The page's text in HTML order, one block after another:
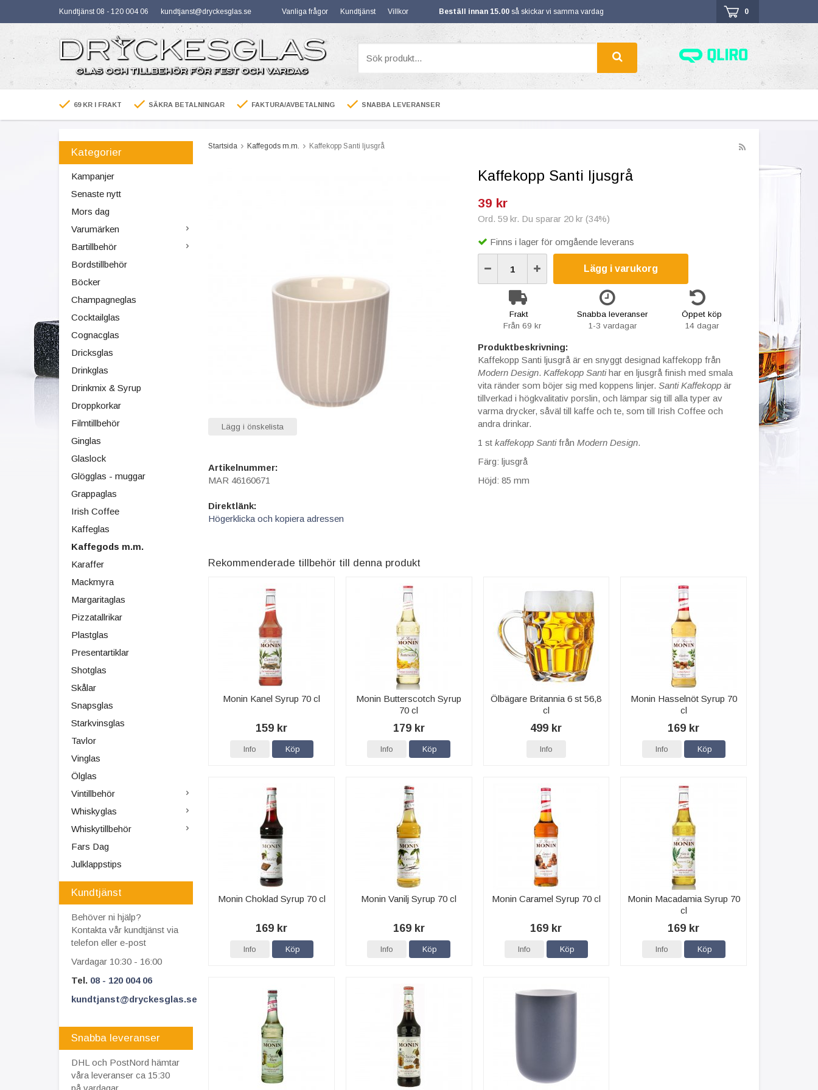
Kundtjänst 08 - 120 004 06 kundtjanst@dryckesglas.se Vanliga frågor Kundtjänst Villkor Beställ innan 15.00 så skickar vi samma vardag 0
69 KR I FRAKT SÄKRA BETALNINGAR FAKTURA/AVBETALNING SNABBA LEVERANSER
Kategorier
Kampanjer
Senaste nytt
Mors dag
Varumärken
Bartillbehör
Bordstillbehör
Böcker
Champagneglas
Cocktailglas
Cognacglas
Dricksglas
Drinkglas
Drinkmix & Syrup
Droppkorkar
Filmtillbehör
Ginglas
Glaslock
Glögglas - muggar
Grappaglas
Irish Coffee
Kaffeglas
Kaffegods m.m.
Karaffer
Mackmyra
Margaritaglas
Pizzatallrikar
Plastglas
Presentartiklar
Shotglas
Skålar
Snapsglas
Starkvinsglas
Tavlor
Vinglas
Ölglas
Vintillbehör
Whiskyglas
Whiskytillbehör
Fars Dag
Julklappstips
Kundtjänst
Behöver ni hjälp?
Kontakta vår kundtjänst via
telefon eller e-post
Vardagar 10:30 - 16:00
Tel. 08 - 120 004 06
kundtjanst@dryckesglas.se
Snabba leveranser
DHL och PostNord hämtar
våra leveranser ca 15:30
på vardagar.
Startsida Kaffegods m.m. Kaffekopp Santi ljusgrå
Kaffekopp Santi ljusgrå
39 kr
Ord. 59 kr. Du sparar 20 kr (34%)
Finns i lager för omgående leverans
Lägg i varukorg
Frakt
Från 69 kr
Snabba leveranser
1-3 vardagar
Öppet köp
14 dagar
Produktbeskrivning:
Kaffekopp Santi ljusgrå är en snyggt designad kaffekopp från
Modern Design. Kaffekopp Santihar en ljusgrå finish med smala
vita ränder som böjer sig med koppens linjer. Santi Kaffekopp är
tillverkad i högkvalitativ porslin, och lämpar sig till alla typer av
varma drycker, såväl till kaffe och te, som till Irish Coffee och
andra drinkar.
1 st kaffekopp Santifrån Modern Design.
Färg: ljusgrå
Höjd: 85 mm
Lägg i önskelista
Artikelnummer:
MAR 46160671
Direktlänk:
Högerklicka och kopiera adressen
Rekommenderade tillbehör till denna produkt
Monin Kanel Syrup 70 cl
159 kr
Info Köp
Monin Butterscotch Syrup
70 cl
179 kr
Info Köp
Ölbägare Britannia 6 st 56,8
cl
499 kr
Info
Monin Hasselnöt Syrup 70
cl
169 kr
Info Köp
Monin Choklad Syrup 70 cl
169 kr
Info Köp
Monin Vanilj Syrup 70 cl
169 kr
Info Köp
Monin Caramel Syrup 70 cl
169 kr
Info Köp
Monin Macadamia Syrup 70
cl
169 kr
Info Köp